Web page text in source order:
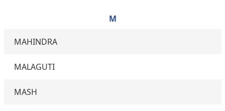
M
MAHINDRA
MALAGUTI
MASH